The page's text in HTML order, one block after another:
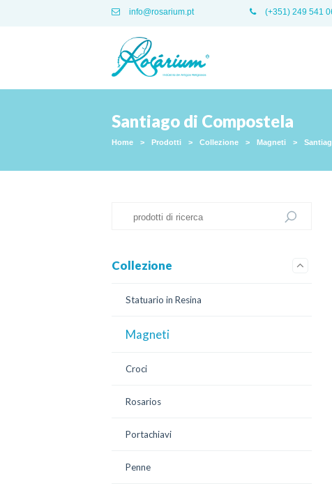
info@rosarium.pt (+351) 249 541
Santiago di Compostela
Home > Prodotti > Collezione > Magneti >
Collezione
Statuario in Resina
Magneti
Croci
Rosarios
Portachiavi
Penne